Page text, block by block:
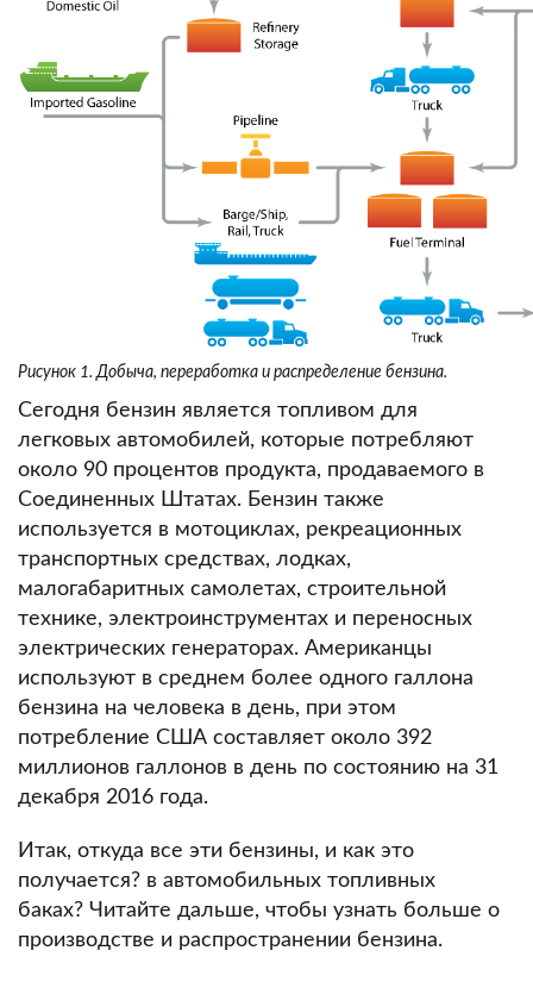
Рисунок 1. Добыча, переработка и распределение бензина.
Сегодня бензин является топливом для
легковых автомобилей, которые потребляют
около 90 процентов продукта, продаваемого в
Соединенных Штатах. Бензин также
используется в мотоциклах, рекреационных
транспортных средствах, лодках,
малогабаритных самолетах, строительной
технике, электроинструментах и ​​переносных
электрических генераторах. Американцы
используют в среднем более одного галлона
бензина на человека в день, при этом
потребление США составляет около 392
миллионов галлонов в день по состоянию на 31
декабря 2016 года.
Итак, откуда все эти бензины, и как это
получается? в автомобильных топливных
баках? Читайте дальше, чтобы узнать больше о
производстве и распространении бензина.